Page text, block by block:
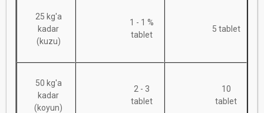
25 kg'a
kadar
(kuzu)
1 - 1 %
tablet
5 tablet
50 kg'a
kadar
(koyun)
2 - 3
tablet
10
tablet